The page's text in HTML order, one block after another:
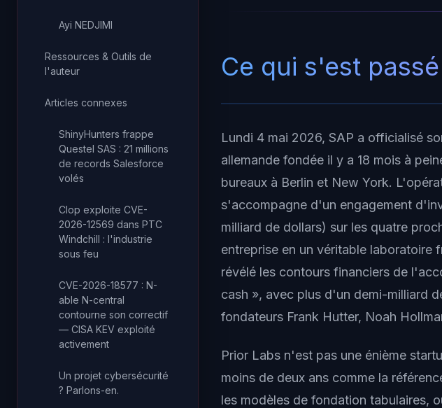
Ayi NEDJIMI
Ressources & Outils de
l'auteur
Articles connexes
ShinyHunters frappe
Questel SAS : 21 millions
de records Salesforce
volés
Clop exploite CVE-
2026-12569 dans PTC
Windchill : l'industrie
sous feu
CVE-2026-18577 : N-
able N-central
contourne son correctif
— CISA KEV exploité
activement
Un projet cybersécurité
? Parlons-en.
Ce qui s'est passé
Lundi 4 mai 2026, SAP a officialisé
allemande fondée il y a 18 mois à
bureaux à Berlin et New York.
s'accompagne d'un engagement
milliard de dollars) sur les quatre
entreprise en un véritable laboratoire
révélé les contours financiers de
cash », avec plus d'un demi-milliard
fondateurs Frank Hutter, Noah
Prior Labs n'est pas une énième
moins de deux ans comme la
les modèles de fondation tabulaires,